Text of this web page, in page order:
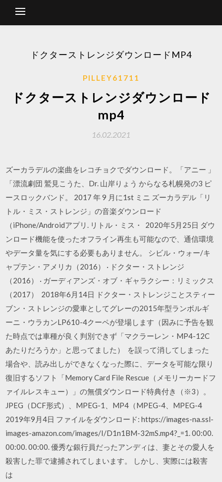
ドクターストレンジダウンロードMP4
PILLEY61711
ドクターストレンジダウンロード
mp4
16.02.2021
ズーカラデルの楽曲をレコチョクでダウンロード。「アニー 」
「漂流劇団 鷲見こうた、Dr. 山岸りょう からなる札幌発の3 ピ
ースロックバンド。 2017 年 9 月に1st ミニ ズーカラデル「リ
トル・ミス・ストレンジ」の音楽ダウンロード
（iPhone/Androidアプリ. リトル・ミス・ 2020年5月25日 ダウ
ンロード機能を使ったオフライン再生も可能なので、通信環境
やデータ量を気にする必要もありません。 シビル・ウォー/キ
ャプテン・アメリカ（2016） · ドクター・ストレンジ
（2016） · ガーディアンズ・オブ・ギャラクシー：リミックス
（2017） 2018年6月14日 ドクター・ストレンジことスティー
ブン・ストレンジの愛車としてグレーの2015年型ランボルギ
ーニ・ウラカンLP610-4クーペが登場します（因みに予告を観
た時点では車種が良く判別できず「マクラーレン・MP4-12C
あたりだろうか」と思ってました） を誤って消してしまった
場合や、読み出しができなくなった際に、データを可能な限り
復旧するソフト「Memory Card File Rescue（メモリーカードフ
ァイルレスキュー）」の無償ダウンロード特典付き（※3）。
JPEG（DCF形式）、MPEG-1、MP4（MPEG-4、MPEG-4
2019年9月4日 ファイルをダウンロード: https://images-na.ssl-
images-amazon.com/images/I/D1n1BM-32mS.mp4?_=1. 00:00.
00:00. 00:00. 優秀な銀行員だったアンディは、妻とその愛人を
殺害した罪で逮捕されてしまいます。 しかし、実際には殺害
は